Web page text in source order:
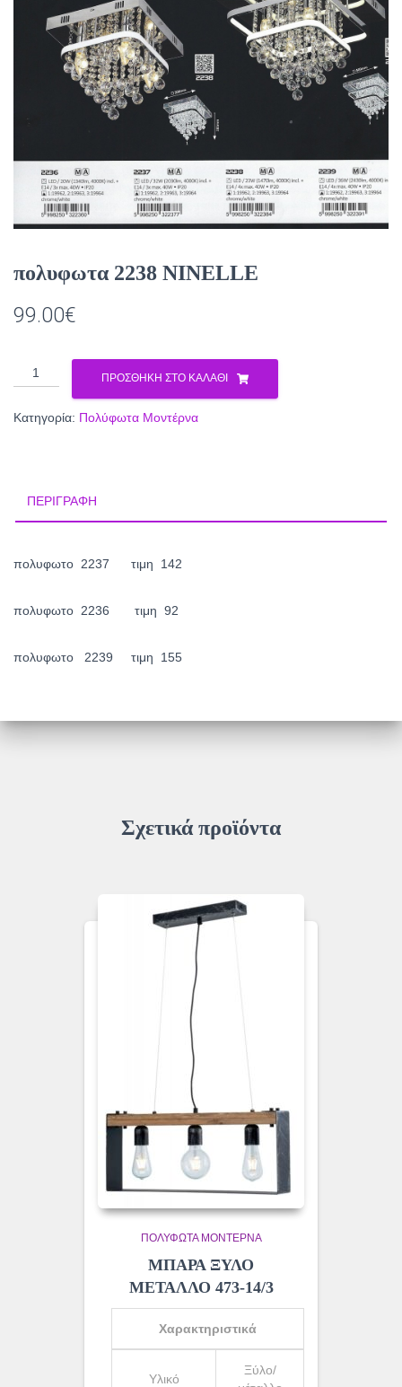
πολυφωτα 2238 NINELLE
99.00€
πολυφωτα
2238
ποσότητα
ΠΡΟΣΘΉΚΗ ΣΤΟ ΚΑΛΆΘΙ
Κατηγορία: Πολύφωτα Μοντέρνα
ΠΕΡΙΓΡΑΦΉ
πολυφωτο 2237 τιμη 142
πολυφωτο 2236 τιμη 92
πολυφωτο 2239 τιμη 155
Σχετικά προϊόντα
ΠΟΛΎΦΩΤΑ ΜΟΝΤΈΡΝΑ
ΜΠΑΡΑ ΞΥΛΟ
ΜΕΤΑΛΛΟ 473-14/3
Χαρακτηριστικά
Υλικό
Ξύλο/